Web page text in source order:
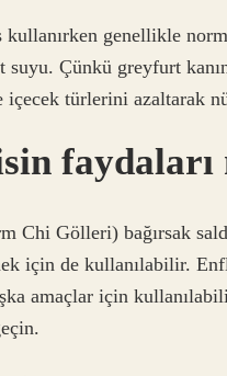
kullanırken genellikle
suyu. Çünkü greyfurt
içecek türlerini azaltarak
Chi Gölleri) bağırsak
için de kullanılabilir.
amaçlar için